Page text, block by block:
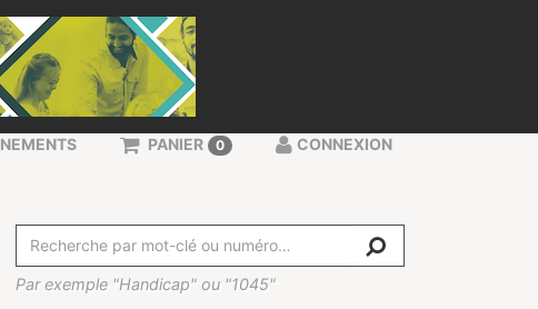
Par exemple "Handicap" ou "1045"
PANIER 0 CONNEXION